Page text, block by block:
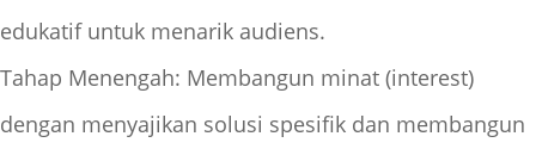
edukatif untuk menarik audiens.
Tahap Menengah: Membangun minat (interest)
dengan menyajikan solusi spesifik dan membangun